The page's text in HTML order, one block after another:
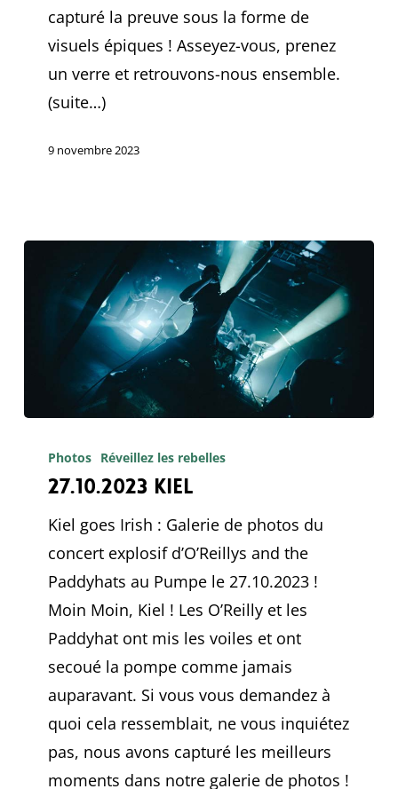
capturé la preuve sous la forme de
visuels épiques ! Asseyez-vous, prenez
un verre et retrouvons-nous ensemble.
(suite…)
9 novembre 2023
KielPhotos Réveillez les rebelles
27.10.2023 Kiel
Kiel goes Irish : Galerie de photos du
concert explosif d’O’Reillys and the
Paddyhats au Pumpe le 27.10.2023 !
Moin Moin, Kiel ! Les O’Reilly et les
Paddyhat ont mis les voiles et ont
secoué la pompe comme jamais
auparavant. Si vous vous demandez à
quoi cela ressemblait, ne vous inquiétez
pas, nous avons capturé les meilleurs
moments dans notre galerie de photos !